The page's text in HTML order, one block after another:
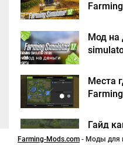
Мод на
Места
Гайд
Farming-Mods.com - Моды для